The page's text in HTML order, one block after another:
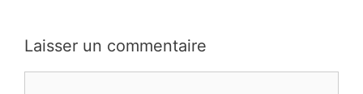
Laisser un commentaire